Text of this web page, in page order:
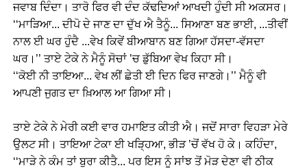
ਜਵਾਬ ਦਿੰਦਾ। ਤਾਰੋ ਫਿਰ ਵੀ ਦੰਦ ਕੱਢਦਿਆਂ ਆਖਦੀ ਹੁੰਦੀ ਸੀ ਅਕਸਰ।
‘‘ਮਾੜਿਆ... ਦੀਪੋ ਦੇ ਜਾਣ ਦਾ ਦੁੱਖ ਐ ਤੈਨੂੰ... ਸਿਆਣਾ ਬਣ ਭਾਈ, ...ਤੀਵੀਂ
ਨਾਲ ਈ ਘਰ ਹੁੰਦੈ ...ਵੇਖ ਕਿਵੇਂ ਬੀਆਬਾਨ ਬਣ ਗਿਆ ਹੱਸਦਾ-ਵੱਸਦਾ
ਘਰ।’’ ਤਾਏ ਟੇਕੇ ਨੇ ਮੈਨੂੰ ਸੋਚਾਂ ’ਚ ਡੁੱਬਿਆ ਵੇਖ ਕਿਹਾ ਸੀ।
‘‘ਕੋਈ ਨੀ ਤਾਇਆ... ਵੇਖ ਲੀਂ ਛੇਤੀ ਈ ਦਿਨ ਫਿਰ ਜਾਣਗੇ।’’ ਮੈਨੂੰ ਵੀ
ਆਪਣੀ ਜੁਗਤ ਦਾ ਖ਼ਿਆਲ ਆ ਗਿਆ ਸੀ।
ਤਾਏ ਟੇਕੇ ਨੇ ਮੇਰੀ ਕਈ ਵਾਰ ਹਮਾਇਤ ਕੀਤੀ ਐ। ਜਦੋਂ ਸਾਰਾ ਵਿਹੜਾ ਮੇਰੇ
ਉਲਟ ਸੀ। ਤਾਇਆ ਟੇਕਾ ਈ ਖੜ੍ਹਿਆ, ਭੀੜ ’ਚੋਂ ਵੱਖ ਹੋ ਕੇ। ਕਹਿੰਦਾ,
‘‘ਮਾੜੇ ਨੇ ਕੰਮ ਤਾਂ ਬੁਰਾ ਕੀਤੈ... ਪਰ ਇਸ ਨੂੰ ਸਾਂਝ ਤੋਂ ਮੋੜ ਦੇਣਾ ਵੀ ਠੀਕ